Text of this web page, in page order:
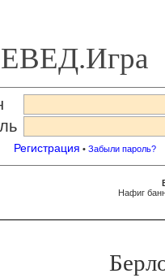
Регистрация • Забыли пароль?
Нафиг